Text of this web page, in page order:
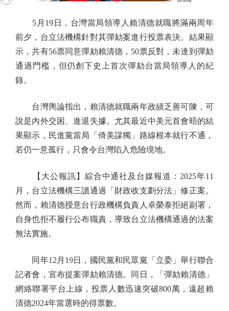
5月19日，台灣當局領導人賴清德就職將滿兩周年
前夕，台立法機構針對其彈劾案進行投票表決。結果顯
示，共有56票同意彈劾賴清德，50票反對，未達到彈劾
通過門檻，但仍創下史上首次彈劾台當局領導人的紀
錄。
台灣輿論指出，賴清德就職兩年政績乏善可陳，可
說是內外交困、進退失據。尤其最近中美元首會晤的結
果顯示，民進黨當局「倚美謀獨」路線根本就行不通，
若仍一意孤行，只會令台灣陷入危險境地。
【大公報訊】綜合中通社及台媒報道：2025年11
月，台立法機構三讀通過「財政收支劃分法」修正案。
然而，賴清德授意台行政機構負責人卓榮泰拒絕副署，
自身也拒不履行公布職責，導致台立法機構通過的法案
無法實施。
同年12月19日，國民黨和民眾黨「立委」舉行聯合
記者會，宣布提案彈劾賴清德。同日，「彈劾賴清德」
網絡聯署平台上線，投票人數迅速突破800萬，遠超賴
清德2024年當選時的得票數。